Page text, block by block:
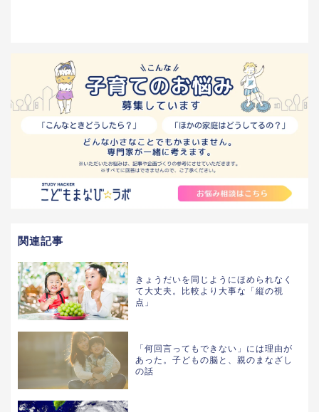
関連記事
きょうだいを同じようにほめられなく
て大丈夫。比較より大事な「縦の視
点」
「何回言ってもできない」には理由が
あった。子どもの脳と、親のまなざし
の話